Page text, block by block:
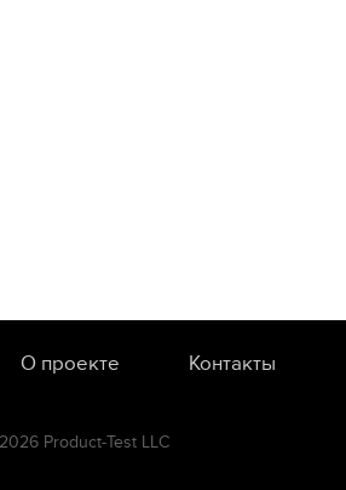
О проекте Контакты
Product-Test LLC